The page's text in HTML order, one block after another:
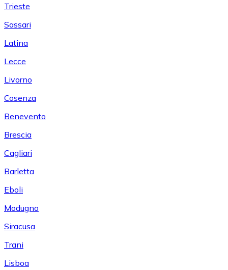
Trieste
Sassari
Latina
Lecce
Livorno
Cosenza
Benevento
Brescia
Cagliari
Barletta
Eboli
Modugno
Siracusa
Trani
Lisboa